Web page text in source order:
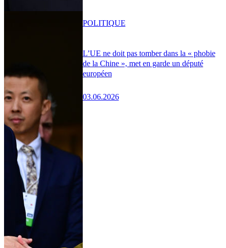
L’UE ne doit pas tomber dans la « phobie
de la Chine », met en garde un député
européen
03.06.2026
POLITIQUE